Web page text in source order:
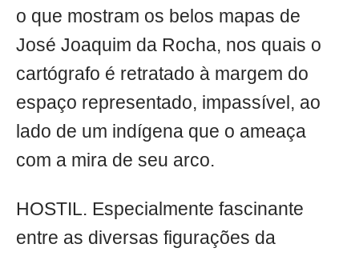
o que mostram os belos mapas de
José Joaquim da Rocha, nos quais o
cartógrafo é retratado à margem do
espaço representado, impassível, ao
lado de um indígena que o ameaça
com a mira de seu arco.
HOSTIL. Especialmente fascinante
entre as diversas figurações da